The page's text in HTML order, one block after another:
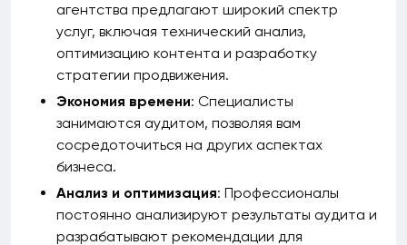
агентства предлагают широкий спектр
услуг, включая технический анализ,
оптимизацию контента и разработку
стратегии продвижения.
Экономия времени: Специалисты
занимаются аудитом, позволяя вам
сосредоточиться на других аспектах
бизнеса.
Анализ и оптимизация: Профессионалы
постоянно анализируют результаты аудита и
разрабатывают рекомендации для